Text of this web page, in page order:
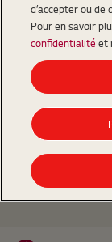
d’accepter ou de
Pour en savoir
confidentialité et